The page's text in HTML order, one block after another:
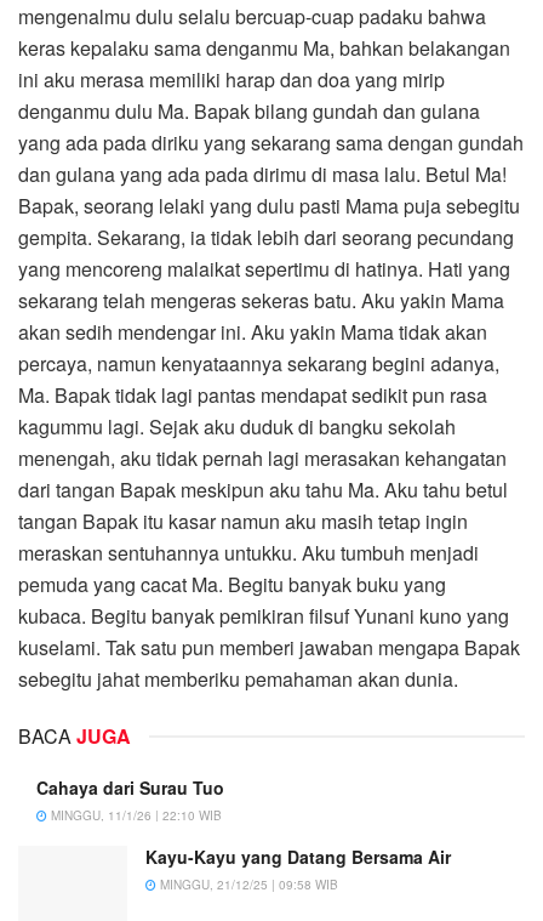
mengenalmu dulu selalu bercuap-cuap padaku bahwa
keras kepalaku sama denganmu Ma, bahkan belakangan
ini aku merasa memiliki harap dan doa yang mirip
denganmu dulu Ma. Bapak bilang gundah dan gulana
yang ada pada diriku yang sekarang sama dengan gundah
dan gulana yang ada pada dirimu di masa lalu. Betul Ma!
Bapak, seorang lelaki yang dulu pasti Mama puja sebegitu
gempita. Sekarang, ia tidak lebih dari seorang pecundang
yang mencoreng malaikat sepertimu di hatinya. Hati yang
sekarang telah mengeras sekeras batu. Aku yakin Mama
akan sedih mendengar ini. Aku yakin Mama tidak akan
percaya, namun kenyataannya sekarang begini adanya,
Ma. Bapak tidak lagi pantas mendapat sedikit pun rasa
kagummu lagi. Sejak aku duduk di bangku sekolah
menengah, aku tidak pernah lagi merasakan kehangatan
dari tangan Bapak meskipun aku tahu Ma. Aku tahu betul
tangan Bapak itu kasar namun aku masih tetap ingin
meraskan sentuhannya untukku. Aku tumbuh menjadi
pemuda yang cacat Ma. Begitu banyak buku yang
kubaca. Begitu banyak pemikiran filsuf Yunani kuno yang
kuselami. Tak satu pun memberi jawaban mengapa Bapak
sebegitu jahat memberiku pemahaman akan dunia.
BACAJUGA
Cahaya dari Surau Tuo
MINGGU, 11/1/26 | 22:10 WIB
Kayu-Kayu yang Datang Bersama Air
MINGGU, 21/12/25 | 09:58 WIB